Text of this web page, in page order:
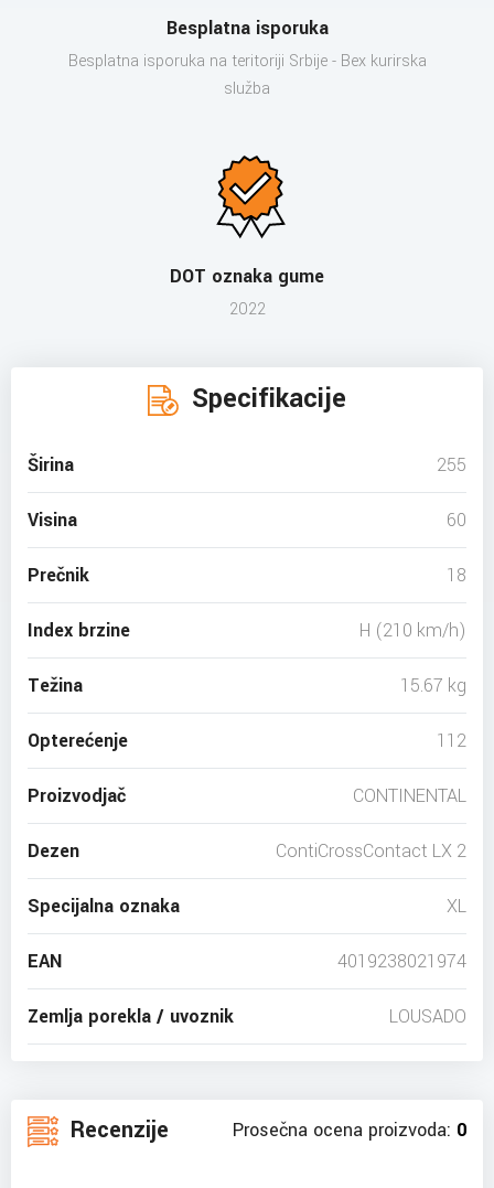
Besplatna isporuka
Besplatna isporuka na teritoriji Srbije - Bex kurirska
služba
DOT oznaka gume
2022
Specifikacije
Širina 255
Visina 60
Prečnik 18
Index brzine H (210 km/h)
Težina 15.67 kg
Opterećenje 112
Proizvodjač CONTINENTAL
Dezen ContiCrossContact LX 2
Specijalna oznaka XL
EAN 4019238021974
Zemlja porekla / uvoznik LOUSADO
Recenzije Prosečna ocena proizvoda: 0